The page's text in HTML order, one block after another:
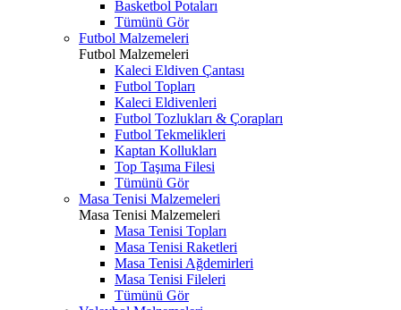
Basketbol Potaları
Tümünü Gör
Futbol Malzemeleri
Futbol Malzemeleri
Kaleci Eldiven Çantası
Futbol Topları
Kaleci Eldivenleri
Futbol Tozlukları & Çorapları
Futbol Tekmelikleri
Kaptan Kollukları
Top Taşıma Filesi
Tümünü Gör
Masa Tenisi Malzemeleri
Masa Tenisi Malzemeleri
Masa Tenisi Topları
Masa Tenisi Raketleri
Masa Tenisi Ağdemirleri
Masa Tenisi Fileleri
Tümünü Gör